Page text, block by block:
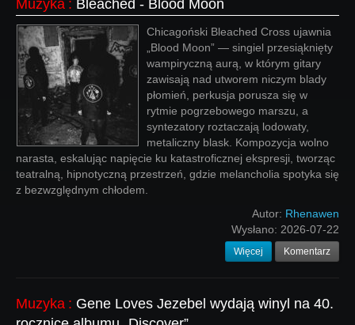
Muzyka : Bleached - Blood Moon
Chicagoński Bleached Cross ujawnia
„Blood Moon” — singiel przesiąknięty
wampiryczną aurą, w którym gitary
zawisają nad utworem niczym blady
płomień, perkusja porusza się w
rytmie pogrzebowego marszu, a
syntezatory roztaczają lodowaty,
metaliczny blask. Kompozycja wolno
narasta, eskalując napięcie ku katastroficznej ekspresji, tworząc
teatralną, hipnotyczną przestrzeń, gdzie melancholia spotyka się
z bezwzględnym chłodem.
Autor: Rhenawen
Wysłano: 2026-07-22
Więcej Komentarz
Muzyka : Gene Loves Jezebel wydają winyl na 40.